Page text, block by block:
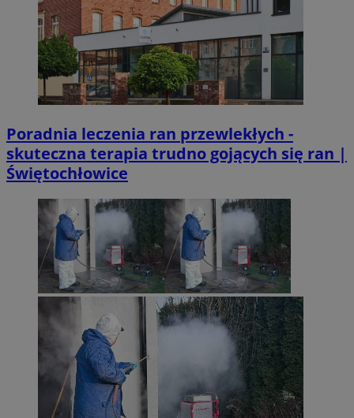
Poradnia leczenia ran przewlekłych -
skuteczna terapia trudno gojących się ran |
Świętochłowice